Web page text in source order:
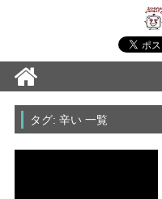
タグ: 辛い 一覧